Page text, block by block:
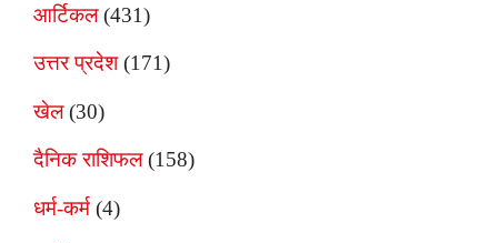
आर्टिकल(431)
उत्तर प्रदेश(171)
खेल(30)
दैनिक राशिफल(158)
धर्म-कर्म (4)